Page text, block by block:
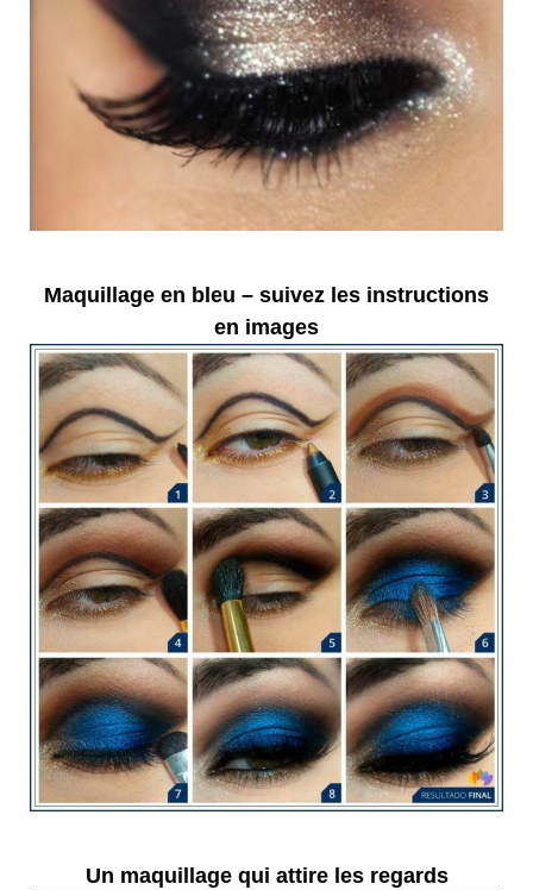
Maquillage en bleu – suivez les instructions
en images
Un maquillage qui attire les regards